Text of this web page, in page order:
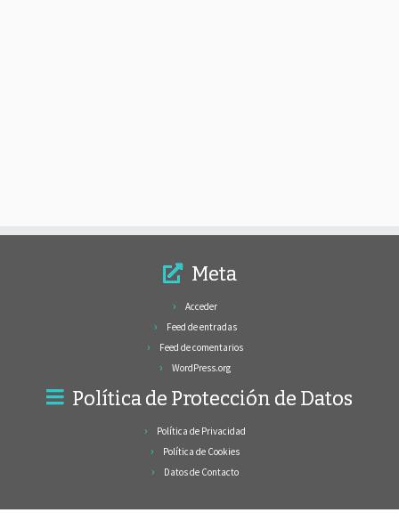
Meta
Acceder
Feed de entradas
Feed de comentarios
WordPress.org
Política de Protección de Datos
Política de Privacidad
Política de Cookies
Datos de Contacto